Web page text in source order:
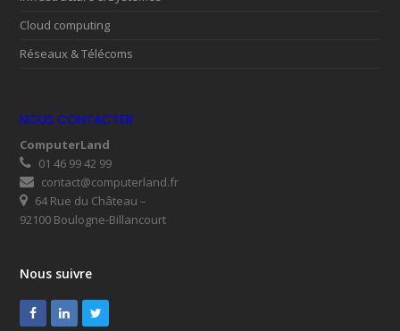
Cloud computing
Réseaux & Télécoms
NOUS CONTACTER
ComputerLand
01 46 99 42 99
contact@computerland.fr
64 Rue du Château –
92100 Boulogne-Billancourt
Nous suivre
Facebook
LinkedInTwitter